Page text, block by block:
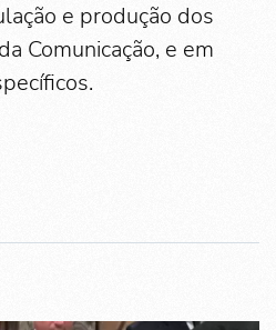
e produção dos
Comunicação, e em